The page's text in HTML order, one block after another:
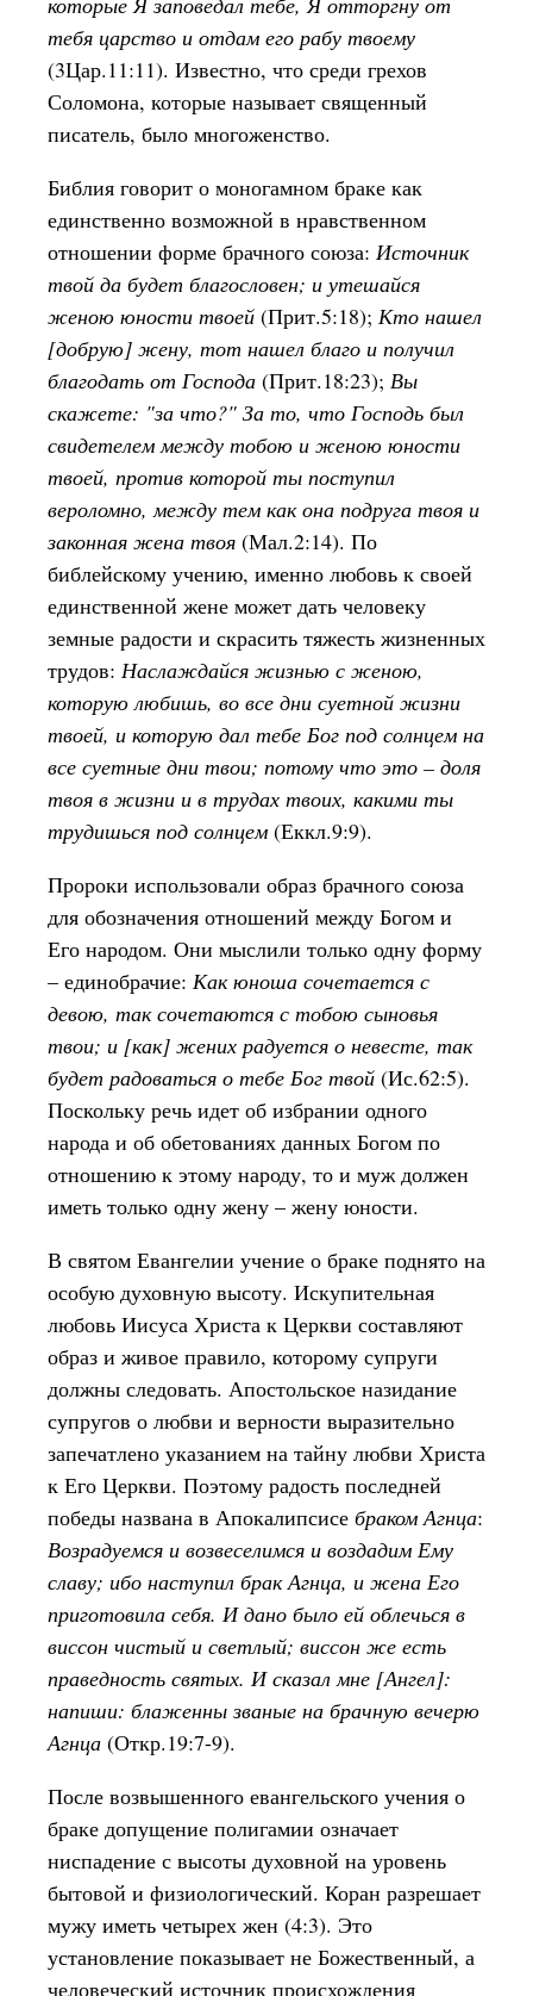
тебя царство и отдам его рабу твоему
(3Цар.11:11). Известно, что среди грехов
Соломона, которые называет священный
писатель, было многоженство.
Библия говорит о моногамном браке как
единственно возможной в нравственном
отношении форме брачного союза: Источник
твой да будет благословен; и утешайся
женою юности твоей (Прит.5:18); Кто нашел
[добрую] жену, тот нашел благо и получил
благодать от Господа (Прит.18:23); Вы
скажете: "за что?" За то, что Господь был
свидетелем между тобою и женою юности
твоей, против которой ты поступил
вероломно, между тем как она подруга твоя и
законная жена твоя (Мал.2:14). По
библейскому учению, именно любовь к своей
единственной жене может дать человеку
земные радости и скрасить тяжесть жизненных
трудов: Наслаждайся жизнью с женою,
которую любишь, во все дни суетной жизни
твоей, и которую дал тебе Бог под солнцем на
все суетные дни твои; потому что это – доля
твоя в жизни и в трудах твоих, какими ты
трудишься под солнцем (Еккл.9:9).
Пророки использовали образ брачного союза
для обозначения отношений между Богом и
Его народом. Они мыслили только одну форму
– единобрачие: Как юноша сочетается с
девою, так сочетаются с тобою сыновья
твои; и [как] жених радуется о невесте, так
будет радоваться о тебе Бог твой (Ис.62:5).
Поскольку речь идет об избрании одного
народа и об обетованиях данных Богом по
отношению к этому народу, то и муж должен
иметь только одну жену – жену юности.
В святом Евангелии учение о браке поднято на
особую духовную высоту. Искупительная
любовь Иисуса Христа к Церкви составляют
образ и живое правило, которому супруги
должны следовать. Апостольское назидание
супругов о любви и верности выразительно
запечатлено указанием на тайну любви Христа
к Его Церкви. Поэтому радость последней
победы названа в Апокалипсисе браком Агнца:
Возрадуемся и возвеселимся и воздадим Ему
славу; ибо наступил брак Агнца, и жена Его
приготовила себя. И дано было ей облечься в
виссон чистый и светлый; виссон же есть
праведность святых. И сказал мне [Ангел]:
напиши: блаженны званые на брачную вечерю
Агнца (Откр.19:7-9).
После возвышенного евангельского учения о
браке допущение полигамии означает
ниспадение с высоты духовной на уровень
бытовой и физиологический. Коран разрешает
мужу иметь четырех жен (4:3). Это
установление показывает не Божественный, а
человеческий источник происхождения